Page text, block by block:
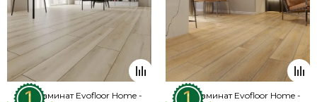
SPC ламинат Evofloor Home -
SPC ламинат Evofloor Home -